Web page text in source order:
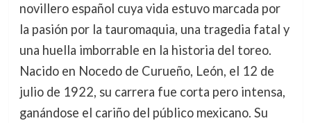
novillero español cuya vida estuvo marcada por
la pasión por la tauromaquia, una tragedia fatal y
una huella imborrable en la historia del toreo.
Nacido en Nocedo de Curueño, León, el 12 de
julio de 1922, su carrera fue corta pero intensa,
ganándose el cariño del público mexicano. Su